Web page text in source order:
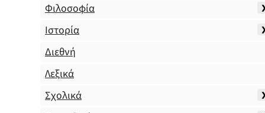
Φιλοσοφία
Ιστορία
Διεθνή
Λεξικά
Σχολικά